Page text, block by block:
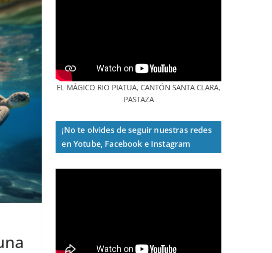
EL MÁGICO RIO PIATUA, CANTÓN SANTA CLARA,
PASTAZA
¡No te olvides de seguir nuestras redes
en Yotube, Facebook e Instagram